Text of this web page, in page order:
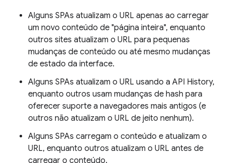
Alguns SPAs atualizam o URL apenas ao carregar
um novo conteúdo de "página inteira", enquanto
outros sites atualizam o URL para pequenas
mudanças de conteúdo ou até mesmo mudanças
de estado da interface.
Alguns SPAs atualizam o URL usando a API History,
enquanto outros usam mudanças de hash para
oferecer suporte a navegadores mais antigos (e
outros não atualizam o URL de jeito nenhum).
Alguns SPAs carregam o conteúdo e atualizam o
URL, enquanto outros atualizam o URL antes de
carregar o conteúdo.